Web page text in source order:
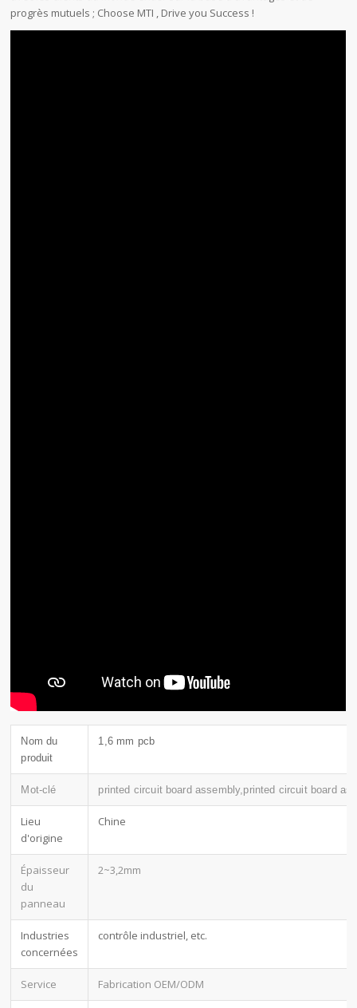
progrès mutuels ; Choose MTI , Drive you Success !
Nom du
produit
1,6 mm pcb
Mot-clé printed circuit board assembly,printed circuit board
Lieu
d'origine
Chine
Épaisseur
du
panneau
2~3,2mm
Industries
concernées
contrôle industriel, etc.
Service Fabrication OEM/ODM